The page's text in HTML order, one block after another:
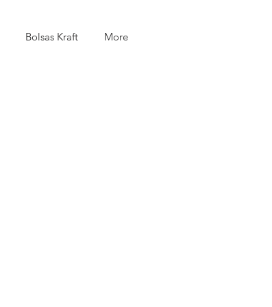
Bolsas Kraft More